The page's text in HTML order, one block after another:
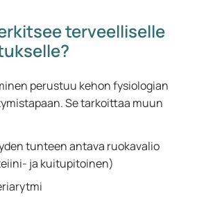
terveelliselle
perustuu kehon fysiologian
Se tarkoittaa muun
tunteen antava ruokavalio
ja kuitupitoinen)